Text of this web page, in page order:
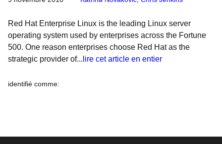
Red Hat Enterprise Linux is the leading Linux server
operating system used by enterprises across the Fortune
500. One reason enterprises choose Red Hat as the
strategic provider of... lire cet article en entier
identifié comme: